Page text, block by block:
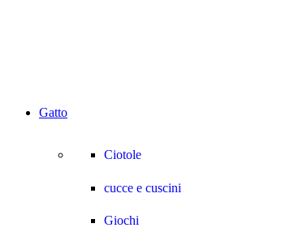
Gatto
Ciotole
cucce e cuscini
Giochi